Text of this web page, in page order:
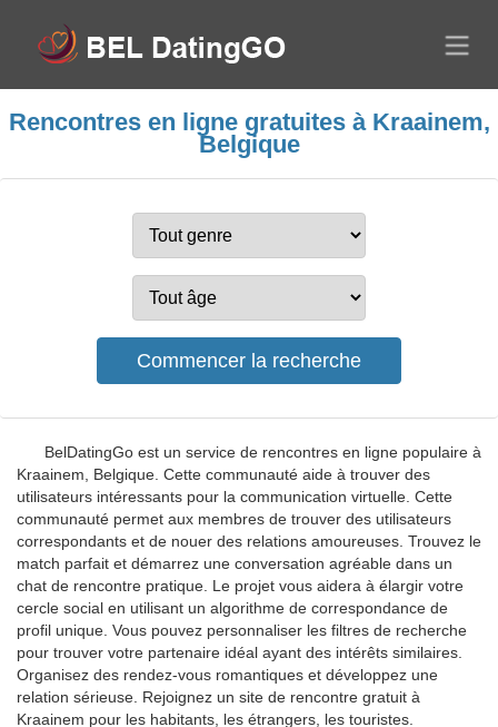
Rencontres en ligne gratuites à Kraainem,
Belgique
BelDatingGo est un service de rencontres en ligne populaire à
Kraainem, Belgique. Cette communauté aide à trouver des
utilisateurs intéressants pour la communication virtuelle. Cette
communauté permet aux membres de trouver des utilisateurs
correspondants et de nouer des relations amoureuses. Trouvez le
match parfait et démarrez une conversation agréable dans un
chat de rencontre pratique. Le projet vous aidera à élargir votre
cercle social en utilisant un algorithme de correspondance de
profil unique. Vous pouvez personnaliser les filtres de recherche
pour trouver votre partenaire idéal ayant des intérêts similaires.
Organisez des rendez-vous romantiques et développez une
relation sérieuse. Rejoignez un site de rencontre gratuit à
Kraainem pour les habitants, les étrangers, les touristes.